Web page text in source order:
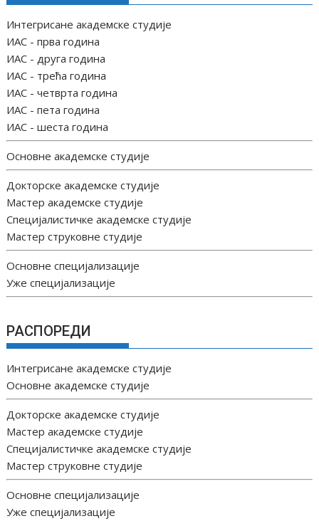
Интегрисане академске студије
ИАС - прва година
ИАС - друга година
ИАС - трећа година
ИАС - четврта година
ИАС - пета година
ИАС - шеста година
Основне академске студије
Докторске академске студије
Мастер академске студије
Специјалистичке академске студије
Мастер струковне студије
Основне специјализације
Уже специјализације
РАСПОРЕДИ
Интегрисане академске студије
Основне академске студије
Докторске академске студије
Мастер академске студије
Специјалистичке академске студије
Мастер струковне студије
Основне специјализације
Уже специјализације